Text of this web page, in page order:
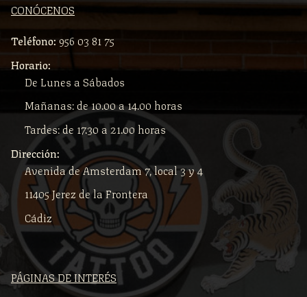
CONÓCENOS
Teléfono: 956 03 81 75
Horario:
De Lunes a Sábados
Mañanas: de 10.00 a 14.00 horas
Tardes: de 17.30 a 21.00 horas
Dirección:
Avenida de Amsterdam 7, local 3 y 4
11405 Jerez de la Frontera
Cádiz
PÁGINAS DE INTERÉS